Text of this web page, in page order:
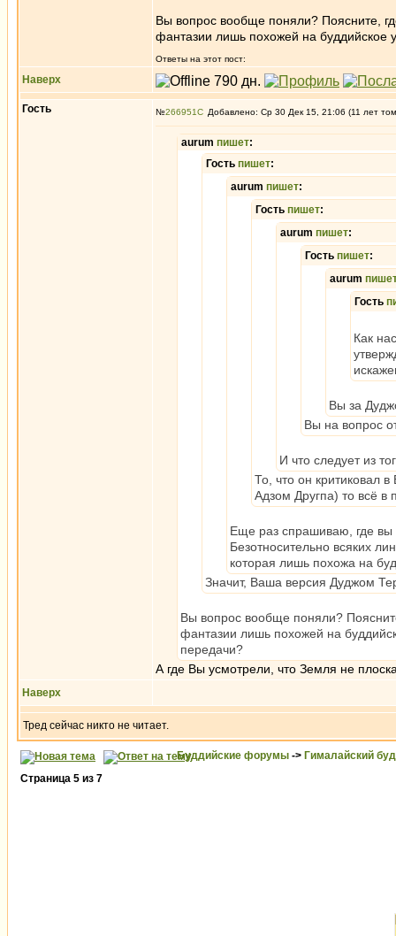
Вы вопрос вообще поняли? Поясните,
фантазии лишь похожей на буддийское
Ответы на этот пост:
Наверх
Гость №266951 Добавлено: Ср 30 Дек 15, 21:06 (11 лет
aurum пишет:
Гость пишет:
aurum пишет:
Гость пишет:
aurum пишет:
Гость пишет:
aurum
Гость
Как
Вы за
Вы на вопрос
И что следует из
То, что он критиковал
Адзом Другпа) то всё в
Еще раз спрашиваю, где вы
Безотносительно всяких
которая лишь похожа на
Значит, Ваша версия Дуджом
Вы вопрос вообще поняли?
фантазии лишь похожей на
передачи?
А где Вы усмотрели, что Земля не
Наверх
Тред сейчас никто не читает.
Буддийские форумы -> Гималайский
Страница 5 из 7